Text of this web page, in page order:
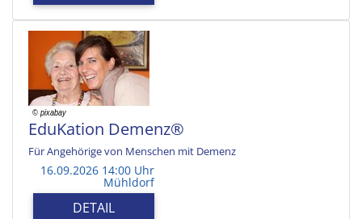
EduKation Demenz®
Für Angehörige von Menschen mit Demenz
16.09.2026 14:00 Uhr
Mühldorf
DETAIL